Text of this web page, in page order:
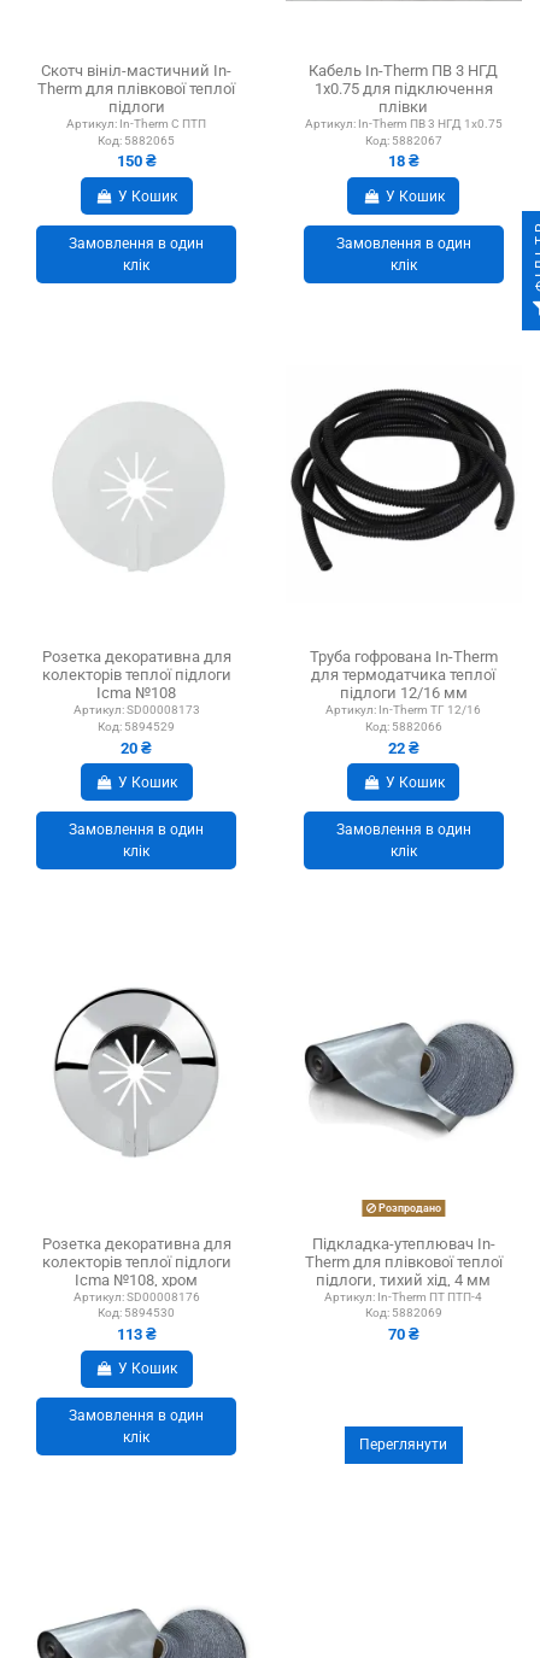
Скотч вініл-мастичний In-
Therm для плівкової теплої
підлоги
Артикул: In-Therm С ПТП
Код: 5882065
150 ₴
У Кошик
Замовлення в один
клік
Кабель In-Therm ПВ 3 НГД
1х0.75 для підключення
плівки
Артикул: In-Therm ПВ 3 НГД 1х0.75
Код: 5882067
18 ₴
У Кошик
Замовлення в один
клік
Розетка декоративна для
колекторів теплої підлоги
Icma №108
Артикул: SD00008173
Код: 5894529
20 ₴
У Кошик
Замовлення в один
клік
Труба гофрована In-Therm
для термодатчика теплої
підлоги 12/16 мм
Артикул: In-Therm ТГ 12/16
Код: 5882066
22 ₴
У Кошик
Замовлення в один
клік
Розетка декоративна для
колекторів теплої підлоги
Icma №108, хром
Артикул: SD00008176
Код: 5894530
113 ₴
У Кошик
Замовлення в один
клік
Розпродано
Підкладка-утеплювач In-
Therm для плівкової теплої
підлоги, тихий хід, 4 мм
Артикул: In-Therm ПТ ПТП-4
Код: 5882069
70 ₴
Переглянути